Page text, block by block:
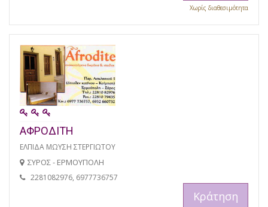
Χωρίς διαθεσιμότητα
ΑΦΡΟΔΙΤΗ
ΕΛΠΙΔΑ ΜΩΥΣΗ ΣΤΕΡΓΙΩΤΟΥ
ΣΥΡΟΣ - ΕΡΜΟΥΠΟΛΗ
2281082976, 6977736757
Κράτηση